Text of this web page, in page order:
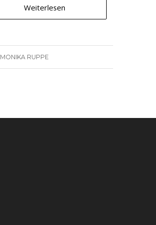
Weiterlesen
MONIKA RUPPE